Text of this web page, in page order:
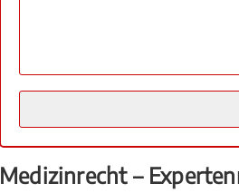
Medizinrecht –